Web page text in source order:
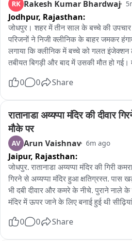
रामघाट से जारोठी कावड़ लेकर जा रहा संजय
RK Rakesh Kumar Bhardwaj
Jodhpur, Rajasthan:
जोधपुर। शहर में तीन साल के बच्चे की उपचार
परिजनों ने निजी क्लीनिक के बाहर जमकर
लगाया कि क्लीनिक में बच्चे को गलत इंजेक्शन
तबीयत बिगड़ी और बाद में उसकी मौत हो गई।
जानकारी के अनुसार बावड़ी निवासी तीन
पहले मानजी का हत्था क्षेत्र स्थित राज
उपचार के बाद भी बच्चे की हालत में सुधार
अस्पताल रेफर किया गया, जहां चिकित्सकों ने
बच्चे की मौत की सूचना मिलते ही परिजन
गलत इंजेक्शन लगाने का आरोप लगाते हुए
थाना पुलिस मौके पर पहुंची और समझाइश कर
ने शव को महात्मा गांधी अस्पताल की मोर्चरी में
प्रक्रिया को लेकर अस्पताल प्रशासन और
किया जा रहा है。
उसे इंजेक्शन देकर तत्काल अस्पताल रेफर
0 0 Share
रातानाडा अय्यप्पा मंदिर की दीवार
मौके पर
AV Arun Vaishnav 6m ago
Jaipur, Rajasthan:
जोधपुर. रातानाडा अय्यप्पा मंदिर की गिरी
गिरने से अय्यप्पा मंदिर हुआ क्षतिग्रस्त. पास
भी दबी दीवार और कमरे के नीचे. पुराने नाले
मंदिर में ऊपर जाने के लिए बनाई हुई थी
0 0 Share